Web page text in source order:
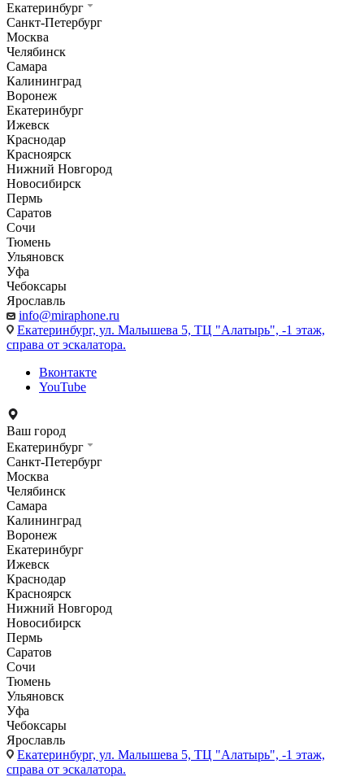
Екатеринбург
Санкт-Петербург
Москва
Челябинск
Самара
Калининград
Воронеж
Екатеринбург
Ижевск
Краснодар
Красноярск
Нижний Новгород
Новосибирск
Пермь
Саратов
Сочи
Тюмень
Ульяновск
Уфа
Чебоксары
Ярославль
info@miraphone.ru
Екатеринбург, ул. Малышева 5, ТЦ "Алатырь", -1 этаж,
справа от эскалатора.
Вконтакте
YouTube
Ваш город
Екатеринбург
Санкт-Петербург
Москва
Челябинск
Самара
Калининград
Воронеж
Екатеринбург
Ижевск
Краснодар
Красноярск
Нижний Новгород
Новосибирск
Пермь
Саратов
Сочи
Тюмень
Ульяновск
Уфа
Чебоксары
Ярославль
Екатеринбург, ул. Малышева 5, ТЦ "Алатырь", -1 этаж,
справа от эскалатора.